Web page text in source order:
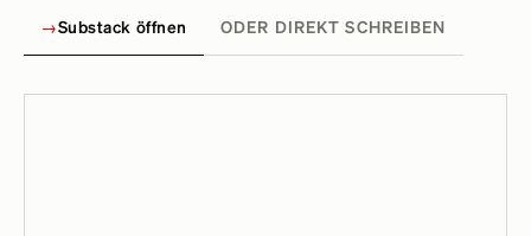
→Substack öffnen ODER DIREKT SCHREIBEN